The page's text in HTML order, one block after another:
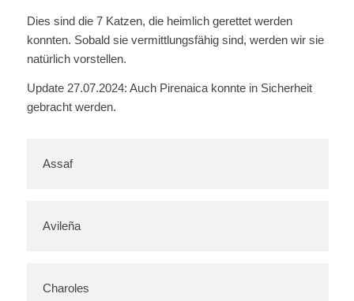
Dies sind die 7 Katzen, die heimlich gerettet werden
konnten. Sobald sie vermittlungsfähig sind, werden wir sie
natürlich vorstellen.
Update 27.07.2024: Auch Pirenaica konnte in Sicherheit
gebracht werden.
Assaf
Avileña
Charoles